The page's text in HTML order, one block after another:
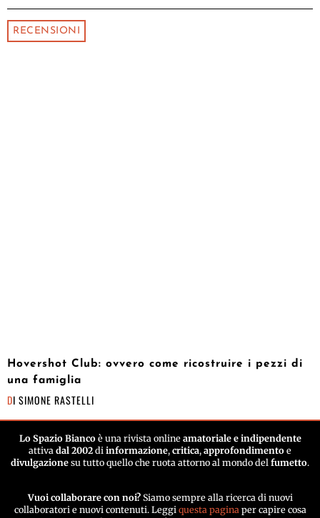
RECENSIONI
Hovershot Club: ovvero come ricostruire i pezzi di
una famiglia
DI SIMONE RASTELLI
Lo Spazio Biancoè una rivista online amatoriale e indipendente
attiva dal 2002 di informazione, critica, approfondimento e
divulgazione su tutto quello che ruota attorno al mondo del fumetto.
Vuoi collaborare con noi? Siamo sempre alla ricerca di nuovi
collaboratori e nuovi contenuti. Leggi questa pagina per capire cosa